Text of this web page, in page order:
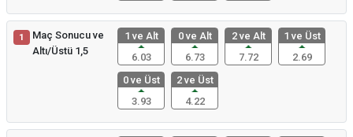
1
Maç Sonucu ve
Altı/Üstü 1,5
1 ve Alt
6.03
0 ve Alt
6.73
2 ve Alt
7.72
1 ve Üst
2.69
0 ve Üst
3.93
2 ve Üst
4.22